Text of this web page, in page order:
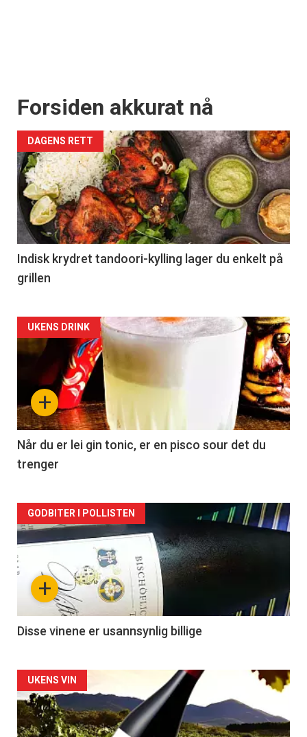
Forsiden akkurat nå
DAGENS RETT
Indisk krydret tandoori-kylling lager du enkelt på
grillen
Forsiden
akkurat
nå
-
2
+
UKENS DRINK
Når du er lei gin tonic, er en pisco sour det du
trenger
Forsiden
akkurat
nå
3
+
GODBITER I POLLISTEN
Disse vinene er usannsynlig billige
Forsiden
akkurat
UKENS VIN